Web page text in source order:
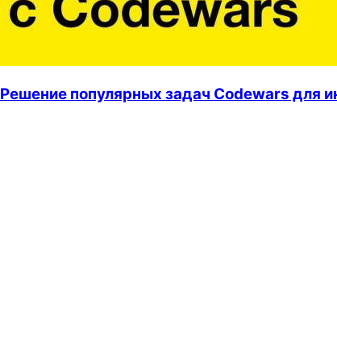
Решение популярных задач Codewars для